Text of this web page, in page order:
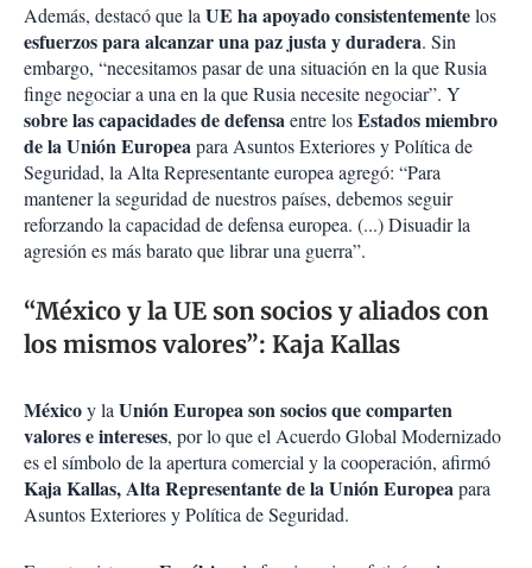
Además, destacó que laUE ha apoyado consistentementelos
esfuerzos para alcanzar una paz justa y duradera. Sin
embargo, “necesitamos pasar de una situación en la que Rusia
finge negociar a una en la que Rusia necesite negociar”. Y
sobre las capacidades de defensaentre losEstados miembro
de la Unión Europeapara Asuntos Exteriores y Política de
Seguridad, la Alta Representante europea agregó: “Para
mantener la seguridad de nuestros países, debemos seguir
reforzando la capacidad de defensa europea. (...) Disuadir la
agresión es más barato que librar una guerra”.
“México y la UE son socios y aliados con
los mismos valores”: Kaja Kallas
Méxicoy laUnión Europea son socios que comparten
valores e intereses, por lo que el Acuerdo Global Modernizado
es el símbolo de la apertura comercial y la cooperación, afirmó
Kaja Kallas, Alta Representante de la Unión Europeapara
Asuntos Exteriores y Política de Seguridad.